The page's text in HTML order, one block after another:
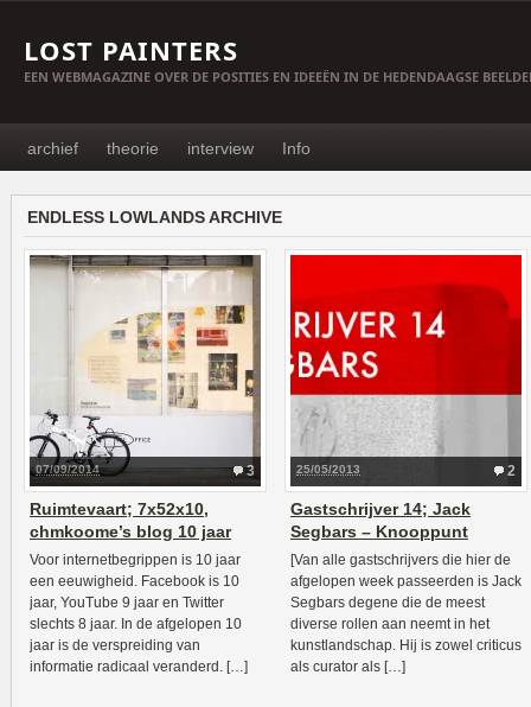
LOST PAINTERS
EEN WEBMAGAZINE OVER DE POSITIES EN IDEEËN IN DE HEDENDAAGSE
archief theorie interview Info
ENDLESS LOWLANDS ARCHIVE
3
07/09/2014
Ruimtevaart; 7x52x10,
chmkoome’s blog 10 jaar
Voor internetbegrippen is 10 jaar
een eeuwigheid. Facebook is 10
jaar, YouTube 9 jaar en Twitter
slechts 8 jaar. In de afgelopen 10
jaar is de verspreiding van
informatie radicaal veranderd. […]
2
25/05/2013
Gastschrijver 14; Jack
Segbars – Knooppunt
[Van alle gastschrijvers die hier de
afgelopen week passeerden is Jack
Segbars degene die de meest
diverse rollen aan neemt in het
kunstlandschap. Hij is zowel criticus
als curator als […]